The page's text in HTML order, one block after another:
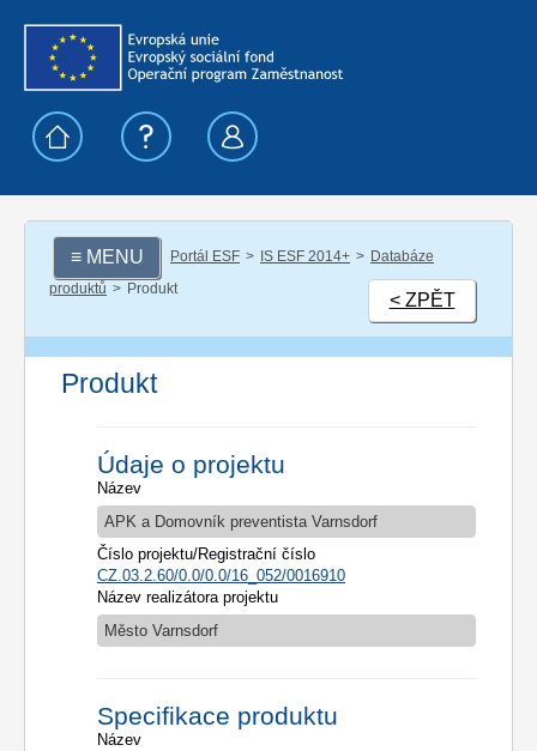
≡ MENU Portál ESF IS ESF 2014+
Databáze
produktů
Produkt
< ZPĚT
Produkt
Údaje o projektu
Název
APK a Domovník preventista Varnsdorf
Číslo projektu/Registrační číslo
CZ.03.2.60/0.0/0.0/16_052/0016910
Název realizátora projektu
Město Varnsdorf
Specifikace produktu
Název